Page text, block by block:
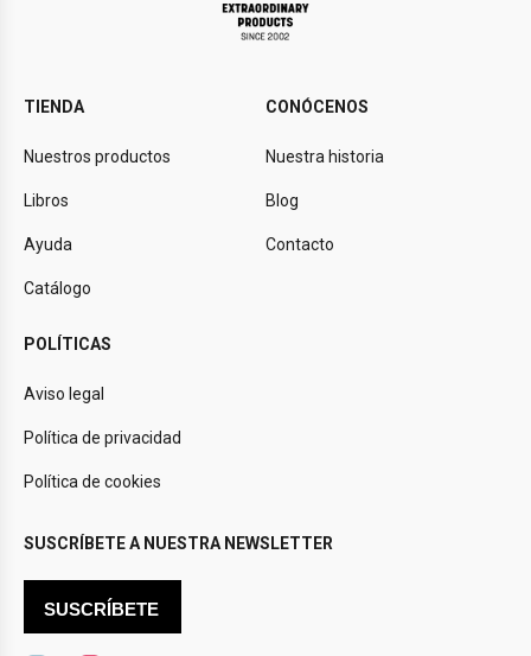
TIENDA
Nuestros productos
Libros
Ayuda
Catálogo
CONÓCENOS
Nuestra historia
Blog
Contacto
POLÍTICAS
Aviso legal
Política de privacidad
Política de cookies
SUSCRÍBETE A NUESTRA NEWSLETTER
SUSCRÍBETE